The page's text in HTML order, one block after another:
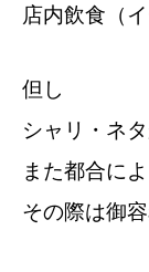
店内飲食（
但し
シャリ・ネ
また都合に
その際は御